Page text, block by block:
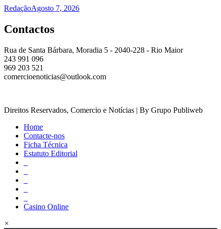
RedaçãoAgosto 7, 2026
Contactos
Rua de Santa Bárbara, Moradia 5 - 2040-228 - Rio Maior
243 991 096
969 203 521
comercioenoticias@outlook.com
Direitos Reservados, Comercio e Notícias | By Grupo Publiweb
Home
Contacte-nos
Ficha Técnica
Estatuto Editorial
Casino Online
×